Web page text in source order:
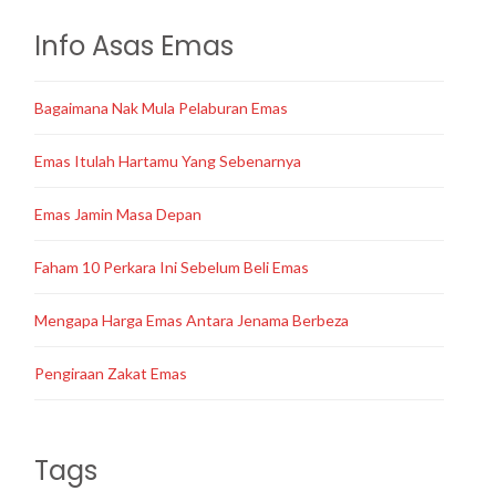
Info Asas Emas
Bagaimana Nak Mula Pelaburan Emas
Emas Itulah Hartamu Yang Sebenarnya
Emas Jamin Masa Depan
Faham 10 Perkara Ini Sebelum Beli Emas
Mengapa Harga Emas Antara Jenama Berbeza
Pengiraan Zakat Emas
Tags